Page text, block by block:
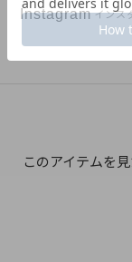
Instagram インス
このアイテムを